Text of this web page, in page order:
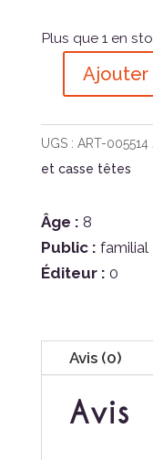
Plus que 1 en
quantité
Casse-
Tête
Cast
Chess
Bishop
Ajouter
UGS : ART-005514
et casse têtes
Âge : 8
Public : familial
Éditeur : 0
Avis (0)
Avis